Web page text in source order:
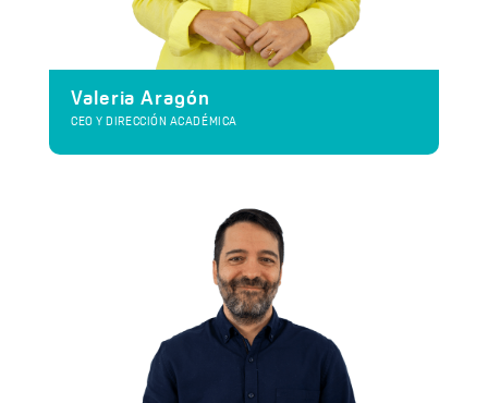
Valeria Aragón
CEO Y DIRECCIÓN ACADÉMICA